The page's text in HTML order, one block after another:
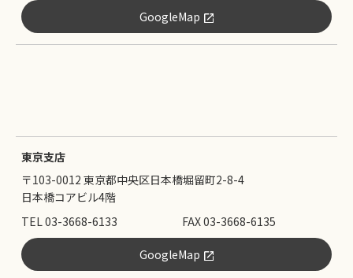
GoogleMap
東京支店
〒103-0012 東京都中央区日本橋堀留町2-8-4
日本橋コアビル4階
TEL 03-3668-6133
FAX 03-3668-6135
GoogleMap